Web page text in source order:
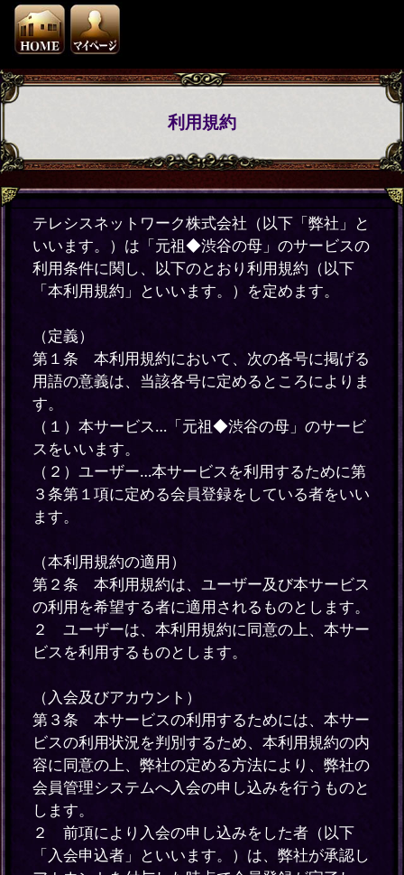
利用規約
テレシスネットワーク株式会社（以下「弊社」と
いいます。）は「元祖◆渋谷の母」のサービスの
利用条件に関し、以下のとおり利用規約（以下
「本利用規約」といいます。）を定めます。
（定義）
第１条 本利用規約において、次の各号に掲げる
用語の意義は、当該各号に定めるところによりま
す。
（１）本サービス…「元祖◆渋谷の母」のサービ
スをいいます。
（２）ユーザー…本サービスを利用するために第
３条第１項に定める会員登録をしている者をいい
ます。
（本利用規約の適用）
第２条 本利用規約は、ユーザー及び本サービス
の利用を希望する者に適用されるものとします。
２ ユーザーは、本利用規約に同意の上、本サー
ビスを利用するものとします。
（入会及びアカウント）
第３条 本サービスの利用するためには、本サー
ビスの利用状況を判別するため、本利用規約の内
容に同意の上、弊社の定める方法により、弊社の
会員管理システムへ入会の申し込みを行うものと
します。
２ 前項により入会の申し込みをした者（以下
「入会申込者」といいます。）は、弊社が承認し